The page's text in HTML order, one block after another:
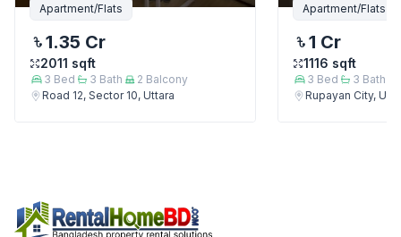
Apartment/Flats
1.35 Cr
2011 sqft
3 Bed 3 Bath 2 Balcony
Road 12, Sector 10, Uttara
Apartment/Flats
1 Cr
1116 sqft
3 Bed 3 Bath
Rupayan City,